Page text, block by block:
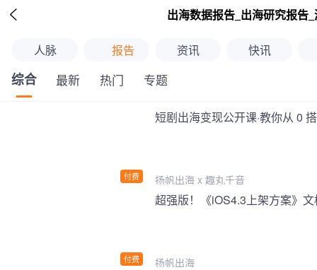
 出海数据报告_出海研究报告
人脉 报告 资讯 快讯
综合 最新 热门 专题
付费
短剧出海变现公开课·教你从 0
扬帆出海 x 趣丸千音
付费 扬帆出海